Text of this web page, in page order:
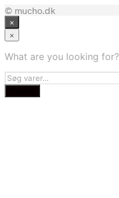
© mucho.dk
×
×
What are you looking for?